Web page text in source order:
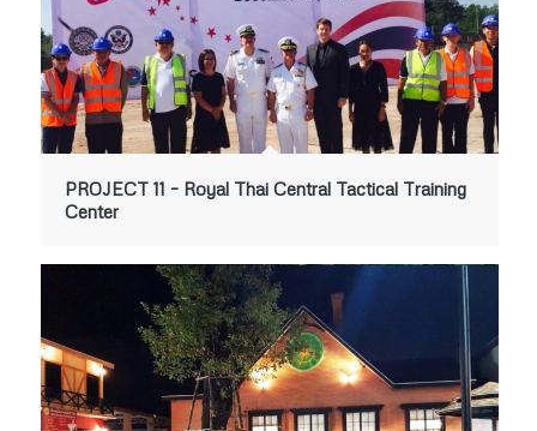
PROJECT 11 – Royal Thai Central Tactical Training
Center